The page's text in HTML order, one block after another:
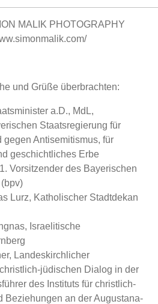
MALIK PHOTOGRAPHY
und Grüße überbrachten:
a.D., MdL,
Staatsregierung für
gegen Antisemitismus, für
geschichtliches Erbe
Vorsitzender des Bayerischen
Lurz, Katholischer Stadtdekan
Israelitische
Landeskirchlicher
jüdischen Dialog in der
des Instituts für christlich-
Beziehungen an der Augustana-